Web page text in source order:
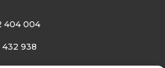
404 004
432 938